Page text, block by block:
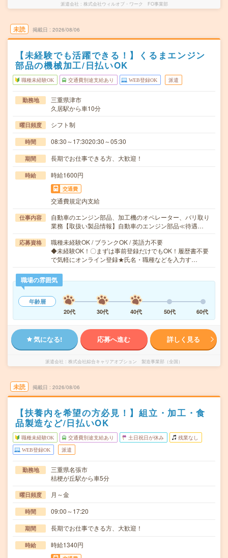
派遣会社 株式会社ウィルオブ・ワーク FO事業部
未読 掲載日 2026/08/06
【未経験でも活躍できる！】くるまエンジン
部品の機械加工/日払いOK
職種未経験OK 交通費別途支給あり WEB登録OK 派遣
勤務地
三重県津市
久居駅から車10分
曜日頻度 シフト制
時間 08:30～17:3020:30～05:30
期間 長期でお仕事できる方、大歓迎！
時給 時給1600円
交通費
交通費規定内支給
仕事内容
自動車のエンジン部品、加工機のオペレーター、バリ取り
業務【取扱い製品情報】自動車のエンジン部品≪待遇…
応募資格
職種未経験OK / ブランクOK / 英語力不要
◆未経験OK！〇まずは事前登録だけでもOK！履歴書不要
で気軽にオンライン登録★氏名・職種などを入力す…
職場の雰囲気
年齢層
20代
30代 40代 50代 60代
気になる! 応募へ進む 詳しく見る
派遣会社 株式会社綜合キャリアオプション 製造事業部（全国）
未読 掲載日 2026/08/06
【扶養内を希望の方必見！】組立・加工・食
品製造など/日払いOK
職種未経験OK 交通費別途支給あり 土日祝日が休み 残業なし
WEB登録OK 派遣
勤務地
三重県名張市
桔梗が丘駅から車5分
曜日頻度 月～金
時間 09:00～17:20
期間 長期でお仕事できる方、大歓迎！
時給 時給1340円